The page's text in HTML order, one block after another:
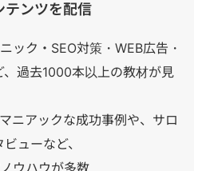
テンツを配信
ック・SEO対策・WEB広告・
過去1000本以上の教材が見
ニアックな成功事例や、サロ
ューなど、